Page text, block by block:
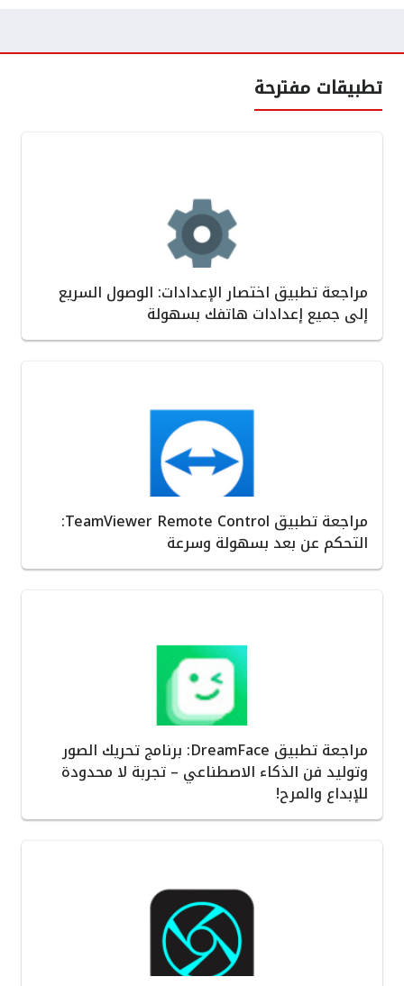
تطبيقات مفترحة
مراجعة تطبيق اختصار الإعدادات: الوصول السريع
إلى جميع إعدادات هاتفك بسهولة
مراجعة تطبيق TeamViewer Remote Control:
التحكم عن بعد بسهولة وسرعة
مراجعة تطبيق DreamFace: برنامج تحريك الصور
وتوليد فن الذكاء الاصطناعي – تجربة لا محدودة
للإبداع والمرح!